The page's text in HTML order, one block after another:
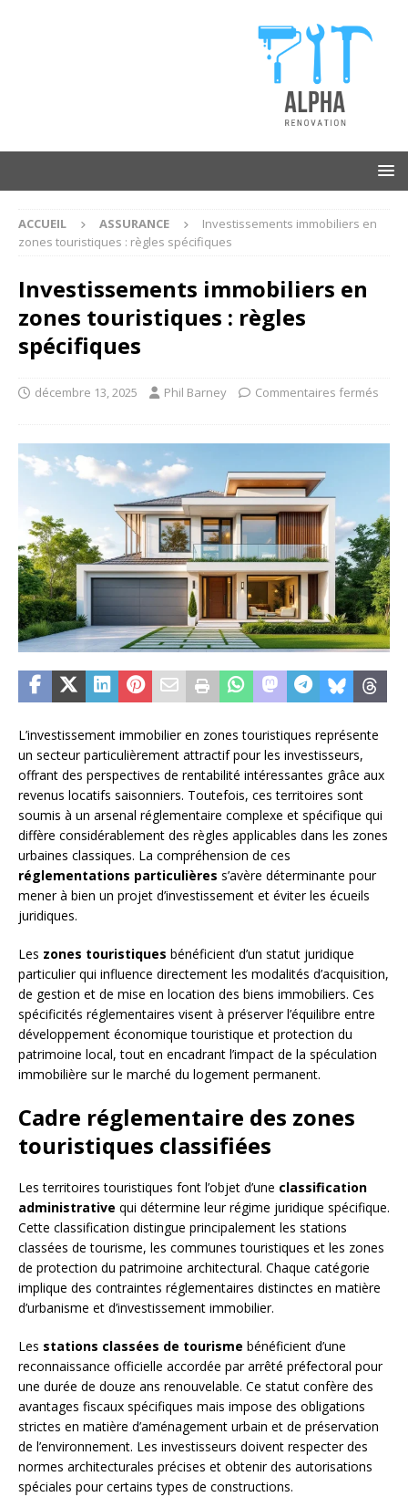
ACCUEIL ASSURANCE
Investissements immobiliers en
zones touristiques : règles spécifiques
Investissements immobiliers en
zones touristiques : règles
spécifiques
décembre 13, 2025 Phil Barney Commentaires fermés
L’investissement immobilier en zones touristiques représente
un secteur particulièrement attractif pour les investisseurs,
offrant des perspectives de rentabilité intéressantes grâce aux
revenus locatifs saisonniers. Toutefois, ces territoires sont
soumis à un arsenal réglementaire complexe et spécifique qui
diffère considérablement des règles applicables dans les zones
urbaines classiques. La compréhension de ces
réglementations particulières s’avère déterminante pour
mener à bien un projet d’investissement et éviter les écueils
juridiques.
Les zones touristiques bénéficient d’un statut juridique
particulier qui influence directement les modalités d’acquisition,
de gestion et de mise en location des biens immobiliers. Ces
spécificités réglementaires visent à préserver l’équilibre entre
développement économique touristique et protection du
patrimoine local, tout en encadrant l’impact de la spéculation
immobilière sur le marché du logement permanent.
Cadre réglementaire des zones
touristiques classifiées
Les territoires touristiques font l’objet d’une classification
administrative qui détermine leur régime juridique spécifique.
Cette classification distingue principalement les stations
classées de tourisme, les communes touristiques et les zones
de protection du patrimoine architectural. Chaque catégorie
implique des contraintes réglementaires distinctes en matière
d’urbanisme et d’investissement immobilier.
Les stations classées de tourisme bénéficient d’une
reconnaissance officielle accordée par arrêté préfectoral pour
une durée de douze ans renouvelable. Ce statut confère des
avantages fiscaux spécifiques mais impose des obligations
strictes en matière d’aménagement urbain et de préservation
de l’environnement. Les investisseurs doivent respecter des
normes architecturales précises et obtenir des autorisations
spéciales pour certains types de constructions.